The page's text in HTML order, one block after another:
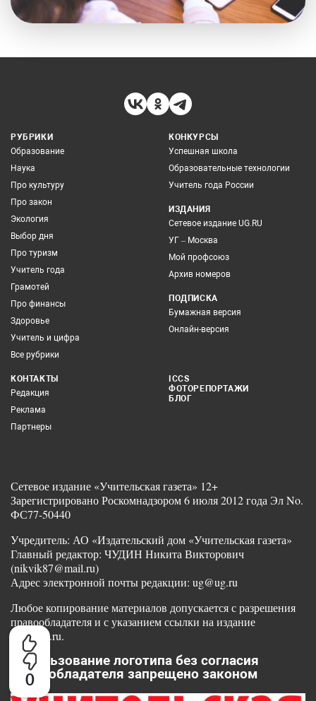
0
РУБРИКИ
Образование
Наука
Про культуру
Про закон
Экология
Выбор дня
Про туризм
Учитель года
Грамотей
Про финансы
Здоровье
Учитель и цифра
Все рубрики
КОНКУРСЫ
Успешная школа
Образовательные технологии
Учитель года России
ИЗДАНИЯ
Сетевое издание UG.RU
УГ – Москва
Мой профсоюз
Архив номеров
ПОДПИСКА
Бумажная версия
Онлайн-версия
КОНТАКТЫ
Редакция
Реклама
Партнеры
ICCS
ФОТОРЕПОРТАЖИ
БЛОГ
Сетевое издание «Учительская газета» 12+
Зарегистрировано Роскомнадзором 6 июля 2012 года Эл No.
ФС77-50440
Учредитель: АО «Издательский дом «Учительская газета»
Главный редактор: ЧУДИН Никита Викторович
(nikvik87@mail.ru)
Адрес электронной почты редакции: ug@ug.ru
Любое копирование материалов допускается с разрешения
правообладателя и с указанием ссылки на издание
www.ug.ru.
Использование логотипа без согласия
правообладателя запрещено законом